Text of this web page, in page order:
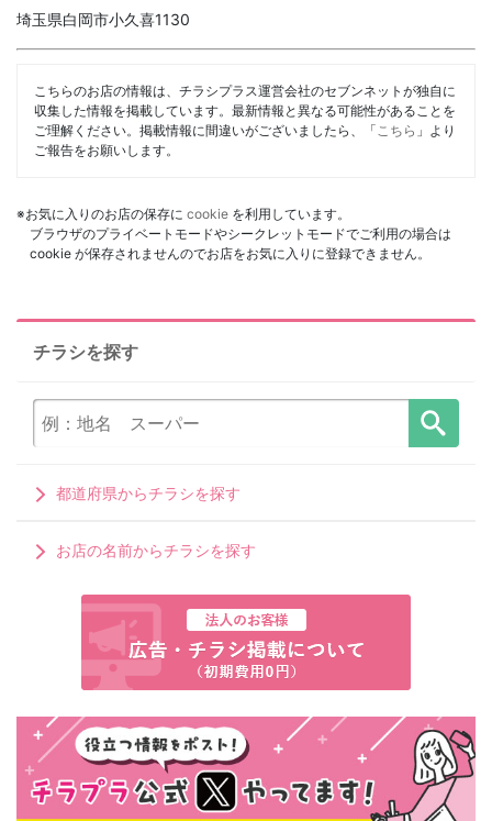
埼玉県白岡市小久喜1130
こちらのお店の情報は、チラシプラス運営会社のセブンネットが独自に
収集した情報を掲載しています。最新情報と異なる可能性があることを
ご理解ください。掲載情報に間違いがございましたら、「 こちら 」より
ご報告をお願いします。
※お気に入りのお店の保存に cookie を利用しています。
ブラウザのプライベートモードやシークレットモードでご利用の場合は
cookie が保存されませんのでお店をお気に入りに登録できません。
チラシを探す
都道府県からチラシを探す
お店の名前からチラシを探す